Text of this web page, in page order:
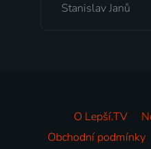
O Lepší.TV
Obchodní podmínky